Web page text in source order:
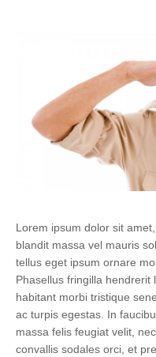
Lorem ipsum dolor sit
blandit massa vel mauris
tellus eget ipsum ornare
Phasellus fringilla hendrerit
habitant morbi tristique
ac turpis egestas. In
massa felis feugiat velit,
convallis sodales orci, et